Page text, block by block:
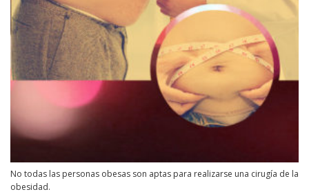
No todas las personas obesas son aptas para realizarse una cirugía de la
obesidad.